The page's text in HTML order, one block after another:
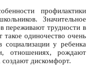
профилактики
Значительное
переживают трудности в
одиночество очень
социализации у ребенка
отношениях, рождают
дискомфорт.